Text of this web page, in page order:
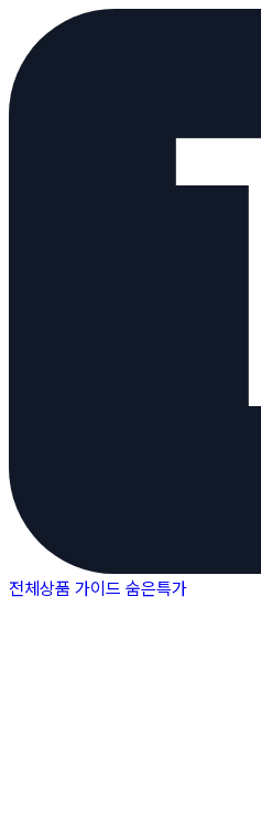
전체상품 가이드 숨은특가